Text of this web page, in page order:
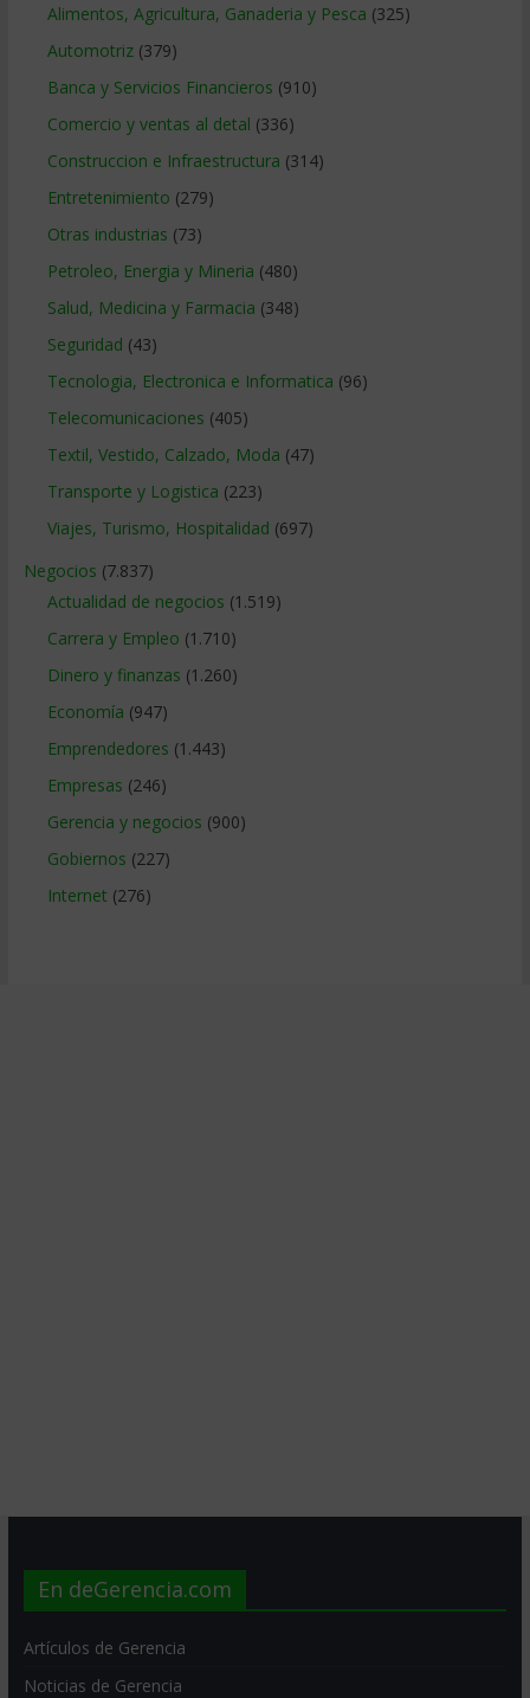
Alimentos, Agricultura, Ganaderia y Pesca (325)
Automotriz(379)
Banca y Servicios Financieros (910)
Comercio y ventas al detal (336)
Construccion e Infraestructura (314)
Entretenimiento (279)
Otras industrias (73)
Petroleo, Energia y Mineria (480)
Salud, Medicina y Farmacia (348)
Seguridad (43)
Tecnologia, Electronica e Informatica (96)
Telecomunicaciones (405)
Textil, Vestido, Calzado, Moda (47)
Transporte y Logistica (223)
Viajes, Turismo, Hospitalidad (697)
Negocios (7.837)
Actualidad de negocios (1.519)
Carrera y Empleo (1.710)
Dinero y finanzas (1.260)
Economía (947)
Emprendedores (1.443)
Empresas (246)
Gerencia y negocios (900)
Gobiernos (227)
Internet (276)
En deGerencia.com
Artículos de Gerencia
Noticias de Gerencia